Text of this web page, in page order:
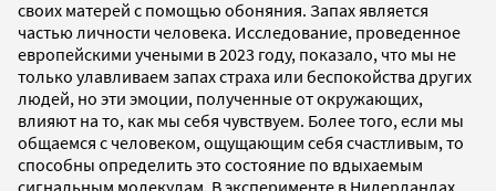
своих матерей с помощью обоняния. Запах является
частью личности человека. Исследование, проведенное
европейскими учеными в 2023 году, показало, что мы не
только улавливаем запах страха или беспокойства других
людей, но эти эмоции, полученные от окружающих,
влияют на то, как мы себя чувствуем. Более того, если мы
общаемся с человеком, ощущающим себя счастливым, то
способны определить это состояние по вдыхаемым
сигнальным молекулам. В эксперименте в Нидерландах